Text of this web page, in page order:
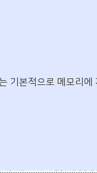
기본적으로 메모리